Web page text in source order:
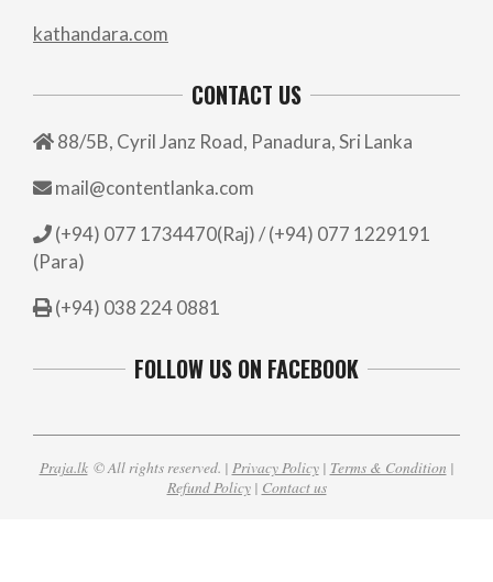
kathandara.com
CONTACT US
88/5B, Cyril Janz Road, Panadura, Sri Lanka
mail@contentlanka.com
(+94) 077 1734470(Raj) / (+94) 077 1229191
(Para)
(+94) 038 224 0881
FOLLOW US ON FACEBOOK
Praja.lk© All rights reserved. | Privacy Policy| Terms & Condition |
Refund Policy| Contact us